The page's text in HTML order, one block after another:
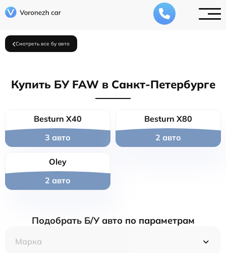
Смотреть все бу авто
Купить БУ FAW в Санкт-Петербурге
Besturn X40
3 авто
Besturn X80
2 авто
Oley
2 авто
Подобрать Б/У авто по параметрам